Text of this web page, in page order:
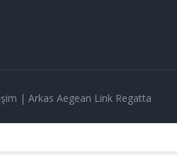
| Arkas Aegean Link Regatta